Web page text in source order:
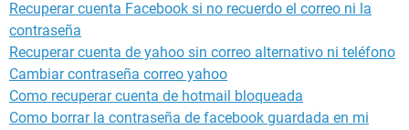
Recuperar cuenta Facebook si no recuerdo el correo ni la
contraseña
Recuperar cuenta de yahoo sin correo alternativo ni teléfono
Cambiar contraseña correo yahoo
Como recuperar cuenta de hotmail bloqueada
Como borrar la contraseña de facebook guardada en mi